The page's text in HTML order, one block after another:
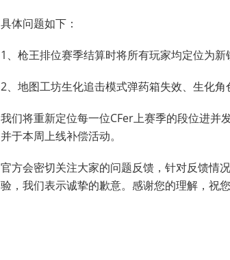
具体问题如下：
1、枪王排位赛季结算时将所有玩家均定位为新
2、地图工坊生化追击模式弹药箱失效、生化角
我们将重新定位每一位CFer上赛季的段位进并
并于本周上线补偿活动。
官方会密切关注大家的问题反馈，针对反馈情
验，我们表示诚挚的歉意。感谢您的理解，祝